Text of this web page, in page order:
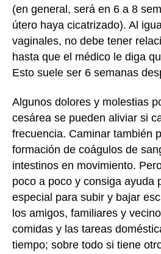
(en general, será en 6 a 8
útero haya cicatrizado). Al
vaginales, no debe tener
hasta que el médico le diga
Esto suele ser 6 semanas
Algunos dolores y molestias
cesárea se pueden aliviar si
frecuencia. Caminar también
formación de coágulos de
intestinos en movimiento.
poco a poco y consiga ayuda
especial para subir y bajar
los amigos, familiares y
comidas y las tareas
tiempo; sobre todo si tiene